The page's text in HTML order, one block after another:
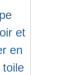
et
en
toile